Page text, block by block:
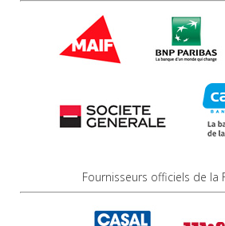
Fournisseurs officiels de la